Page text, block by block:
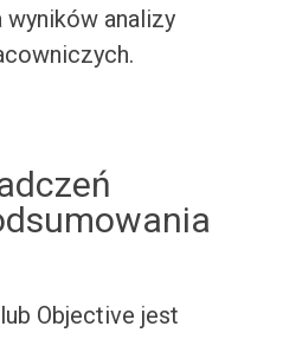
analizy
Objective jest